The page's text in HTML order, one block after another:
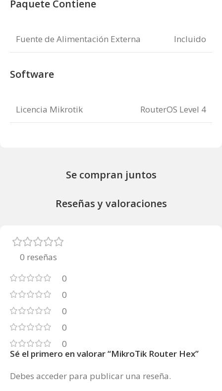
Paquete Contiene
Fuente de Alimentación Externa Incluido
Software
Licencia Mikrotik RouterOS Level 4
Se compran juntos
Reseñas y valoraciones
0 reseñas
0
0
0
0
0
Sé el primero en valorar “MikroTik Router Hex”
Debes acceder para publicar una reseña.